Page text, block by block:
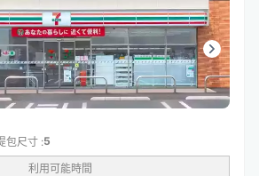
包尺寸 :5
利用可能時間